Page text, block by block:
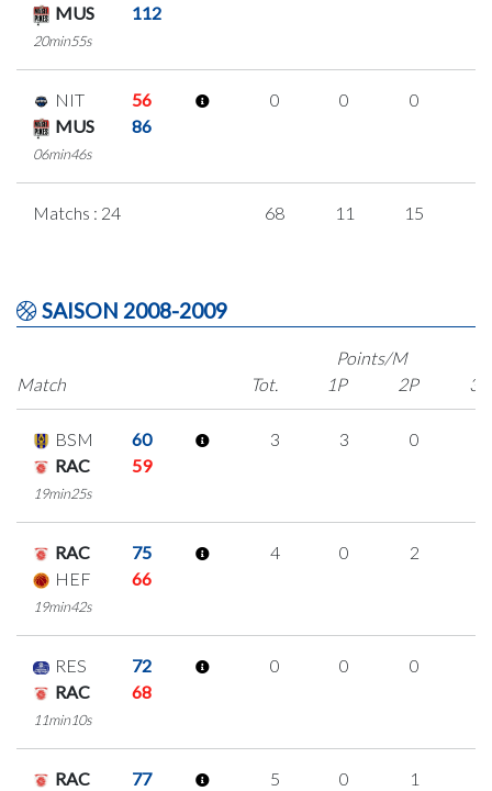
MUS
112
20min55s
NIT
56
MUS
86
06min46s
0 0 0
Matchs : 24 68 11 15
SAISON 2008-2009
Match
Points/M
Tot.
1P 2P 3P
BSM
60
RAC
59
19min25s
3 3 0
RAC
75
HEF
66
19min42s
4 0 2
RES
72
RAC
68
11min10s
0 0 0
RAC 77 5 0 1